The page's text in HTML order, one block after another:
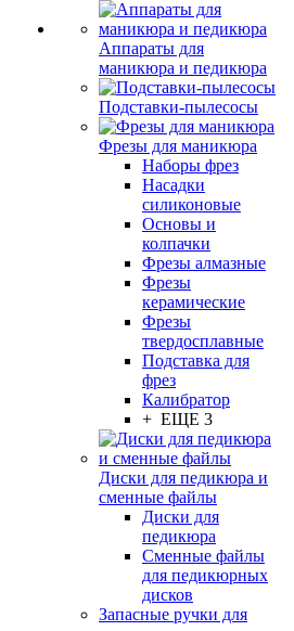
Аппараты для
маникюра и педикюра
Подставки-пылесосы
Фрезы для маникюра
Наборы фрез
Насадки
силиконовые
Основы и
колпачки
Фрезы алмазные
Фрезы
керамические
Фрезы
твердосплавные
Подставка для
фрез
Калибратор
+ ЕЩЕ 3
Диски для педикюра и
сменные файлы
Диски для
педикюра
Сменные файлы
для педикюрных
дисков
Запасные ручки для